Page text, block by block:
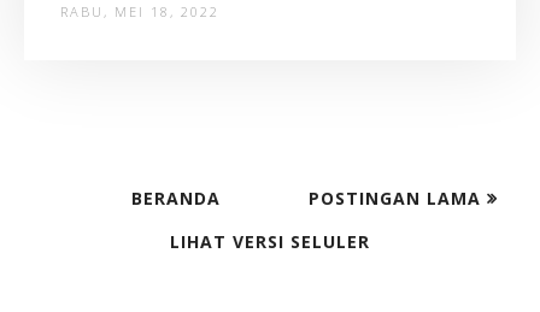
RABU, MEI 18, 2022
POSTINGAN LAMA
BERANDA
LIHAT VERSI SELULER